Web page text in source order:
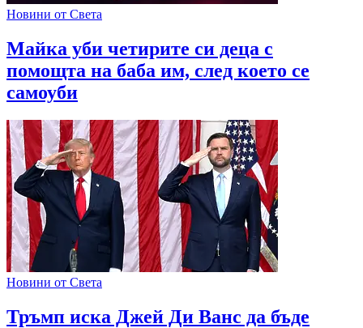
Новини от Света
Майка уби четирите си деца с
помощта на баба им, след което се
самоуби
Новини от Света
Тръмп иска Джей Ди Ванс да бъде